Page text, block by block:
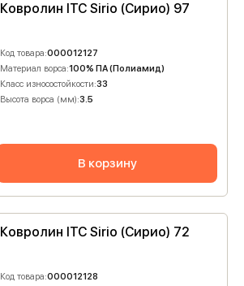
Ковролин ITC Sirio (Сирио) 97
Код товара:000012127
Материал ворса:100% ПА (Полиамид)
Класс износостойкости:33
Высота ворса (мм):3.5
В корзину
Ковролин ITC Sirio (Сирио) 72
Код товара:000012128